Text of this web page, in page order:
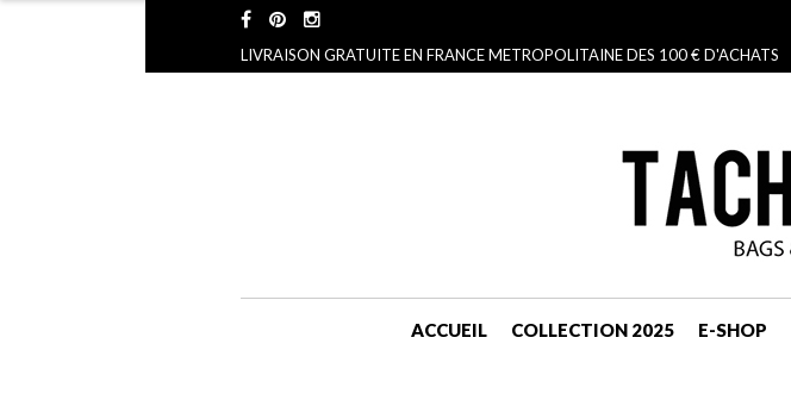
LIVRAISON GRATUITE EN FRANCE METROPOLITAINE DES 100 € D'ACHATS
ACCUEIL COLLECTION 2025 E-SHOP